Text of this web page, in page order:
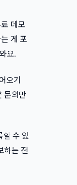
데모
게 포
요.
오기
문의만
할 수 있
하는 전